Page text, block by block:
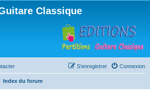
Classique
Connexion
S’enregistrer
Index du forum